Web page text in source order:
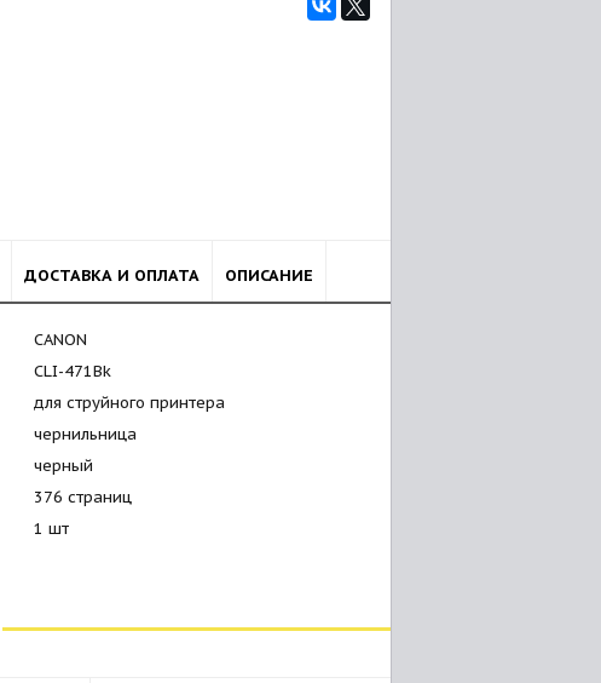
ДОСТАВКА И ОПЛАТА ОПИСАНИЕ
CANON
CLI-471Bk
для струйного принтера
чернильница
черный
376 страниц
1 шт